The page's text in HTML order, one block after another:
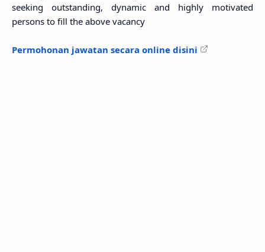
seeking outstanding, dynamic and highly motivated
persons to fill the above vacancy
Permohonan jawatan secara online disini